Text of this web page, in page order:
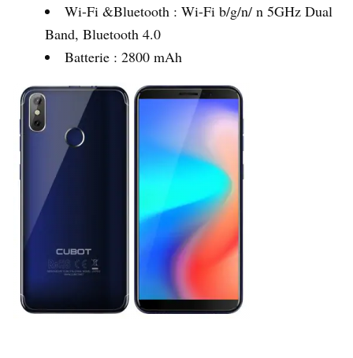
Wi-Fi &Bluetooth : Wi-Fi b/g/n/ n 5GHz Dual
Band, Bluetooth 4.0
Batterie : 2800 mAh